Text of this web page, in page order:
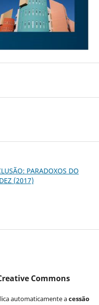
PARADOXOS DO
(2017)
Commons
automaticamente acessão